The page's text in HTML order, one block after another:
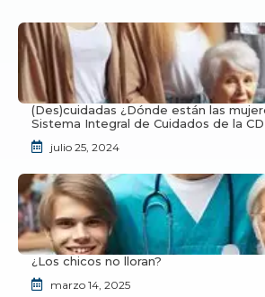
(Des)cuidadas ¿Dónde están las
Sistema Integral de Cuidados de la
julio 25, 2024
¿Los chicos no lloran?
marzo 14, 2025